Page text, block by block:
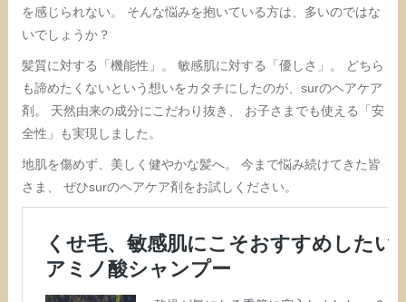
を感じられない。
そんな悩みを抱いている方は、多いのではな
いでしょうか？
髪質に対する「機能性」。 敏感肌に対する「優しさ」。
どちら
も諦めたくないという想いをカタチにしたのが、surのヘアケア
剤。
天然由来の成分にこだわり抜き、
お子さまでも使える「安
全性」も実現しました。
地肌を傷めず、美しく健やかな髪へ。
今まで悩み続けてきた皆
さま、
ぜひsurのヘアケア剤をお試しください。